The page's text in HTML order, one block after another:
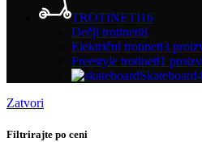
TROTINETI16
Dečji trotineti8
Električni trotineti3
Freestyle trotineti1
Skateboard
Zatvori
Filtrirajte po ceni